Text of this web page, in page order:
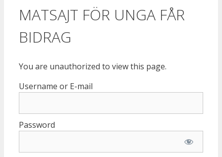
MATSAJT FÖR UNGA FÅR
BIDRAG
You are unauthorized to view this page.
Username or E-mail
Password